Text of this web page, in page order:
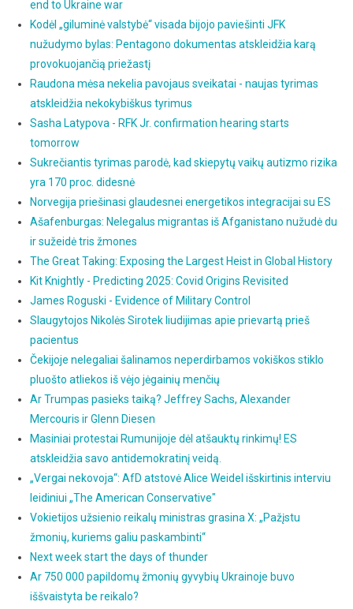
end to Ukraine war
Kodėl „giluminė valstybė“ visada bijojo paviešinti JFK
nužudymo bylas: Pentagono dokumentas atskleidžia karą
provokuojančią priežastį
Raudona mėsa nekelia pavojaus sveikatai - naujas tyrimas
atskleidžia nekokybiškus tyrimus
Sasha Latypova - RFK Jr. confirmation hearing starts
tomorrow
Sukrečiantis tyrimas parodė, kad skiepytų vaikų autizmo rizika
yra 170 proc. didesnė
Norvegija priešinasi glaudesnei energetikos integracijai su ES
Ašafenburgas: Nelegalus migrantas iš Afganistano nužudė du
ir sužeidė tris žmones
The Great Taking: Exposing the Largest Heist in Global History
Kit Knightly - Predicting 2025: Covid Origins Revisited
James Roguski - Evidence of Military Control
Slaugytojos Nikolės Sirotek liudijimas apie prievartą prieš
pacientus
Čekijoje nelegaliai šalinamos neperdirbamos vokiškos stiklo
pluošto atliekos iš vėjo jėgainių menčių
Ar Trumpas pasieks taiką? Jeffrey Sachs, Alexander
Mercouris ir Glenn Diesen
Masiniai protestai Rumunijoje dėl atšauktų rinkimų! ES
atskleidžia savo antidemokratinį veidą.
„Vergai nekovoja“: AfD atstovė Alice Weidel išskirtinis interviu
leidiniui „The American Conservative"
Vokietijos užsienio reikalų ministras grasina X: „Pažįstu
žmonių, kuriems galiu paskambinti“
Next week start the days of thunder
Ar 750 000 papildomų žmonių gyvybių Ukrainoje buvo
iššvaistyta be reikalo?